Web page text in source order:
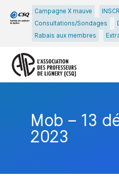
Passer
au
principal
Passer
au
Campagne X mauve
Consultations/Sondages
Rabais aux membres
Mob – 13
2023